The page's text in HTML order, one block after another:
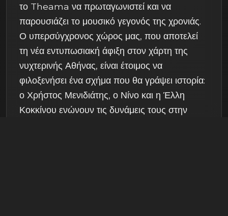
το Theama να πρωταγωνιστεί και να
παρουσιάζει το μουσικό γεγονός της χρονιάς.
Ο υπερσύγχρονος χώρος μας, που αποτελεί
τη νέα εντυπωσιακή άφιξη στον χάρτη της
νυχτερινής Αθήνας, είναι έτοιμος να
φιλοξενήσει ένα σχήμα που θα γράψει ιστορία:
ο Χρήστος Μενιδιάτης, ο Νίνο και η Έλλη
Κοκκίνου ενώνουν τις δυνάμεις τους στην